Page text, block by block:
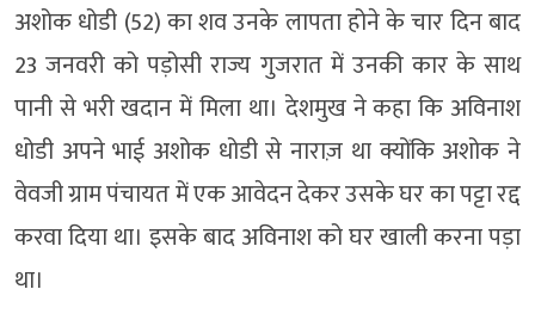
अशोक धोडी (52) का शव उनके लापता होने के चार दिन बाद
23 जनवरी को पड़ोसी राज्य गुजरात में उनकी कार के साथ
पानी से भरी खदान में मिला था। देशमुख ने कहा कि अविनाश
धोडी अपने भाई अशोक धोडी से नाराज़ था क्योंकि अशोक ने
वेवजी ग्राम पंचायत में एक आवेदन देकर उसके घर का पट्टा रद्द
करवा दिया था। इसके बाद अविनाश को घर खाली करना पड़ा
था।